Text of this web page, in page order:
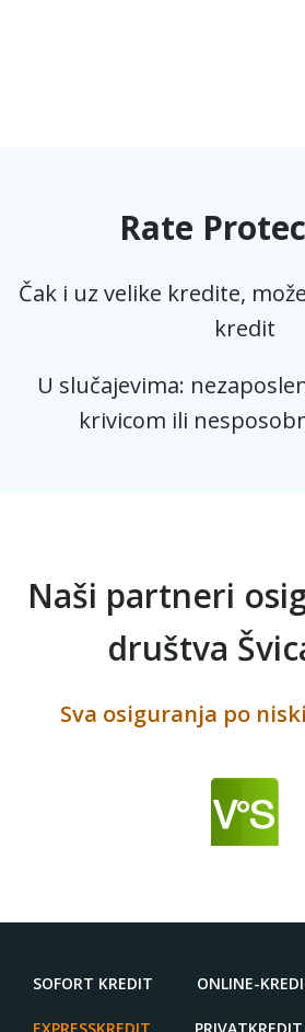
Rate
Čak i uz velike kredite,
kredit
U slučajevima:
krivicom ili
Naši partneri
društva
Sva osiguranja po
SOFORT KREDIT ONLINE-